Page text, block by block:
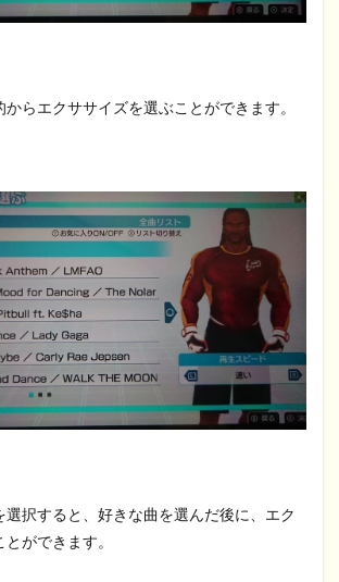
らエクササイズを選ぶことができます。
選択すると、好きな曲を選んだ後に、エク
ができます。